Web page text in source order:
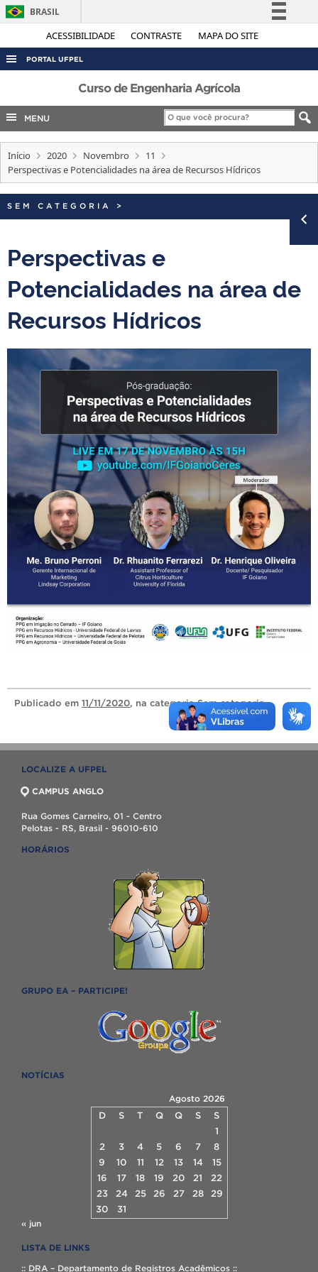
ACESSIBILIDADE CONTRASTE MAPA DO SITE
BRASIL
Simplifique!
Acesso à informação
Legislação
Canais
PORTAL UFPEL
ACESSO À INFORMAÇÃO
AUDITORIA
COBALTO
CONCURSOS
INTERNACIONAL
Curso de Engenharia Agrícola
MENU
Início 2020 Novembro
11
Perspectivas e Potencialidades na área de Recursos Hídricos
SEM CATEGORIA >
Perspectivas e
Potencialidades na área de
Recursos Hídricos
Publicado em 11/11/2020, na categoriaSem categoria.
LOCALIZE A UFPEL
CAMPUS ANGLO
Rua Gomes Carneiro, 01 - Centro
Pelotas - RS, Brasil - 96010-610
HORÁRIOS
GRUPO EA – PARTICIPE!
NOTÍCIAS
Agosto 2026
D S T Q Q S
S
1
2
3 4 5 6 7
8
9
10 11 12 13 14
15
16
17 18 19 20 21
22
23
24 25 26 27 28
29
30
31
« jun
LISTA DE LINKS
:: DRA – Departamento de Registros Acadêmicos ::